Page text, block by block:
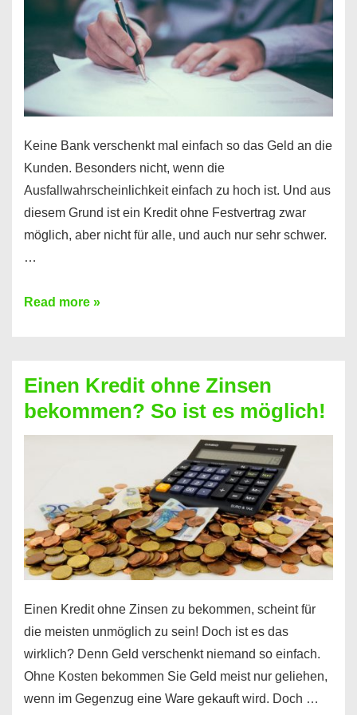
Handy
möglich!
Keine Bank verschenkt mal einfach so das Geld an die
Kunden. Besonders nicht, wenn die
Ausfallwahrscheinlichkeit einfach zu hoch ist. Und aus
diesem Grund ist ein Kredit ohne Festvertrag zwar
möglich, aber nicht für alle, und auch nur sehr schwer.
…
Ist
Festvertrag
für
jeden
erfahren
Sie
es
Read more »
Einen Kredit ohne Zinsen
bekommen? So ist es möglich!
Einen Kredit ohne Zinsen zu bekommen, scheint für
die meisten unmöglich zu sein! Doch ist es das
wirklich? Denn Geld verschenkt niemand so einfach.
Ohne Kosten bekommen Sie Geld meist nur geliehen,
wenn im Gegenzug eine Ware gekauft wird. Doch …